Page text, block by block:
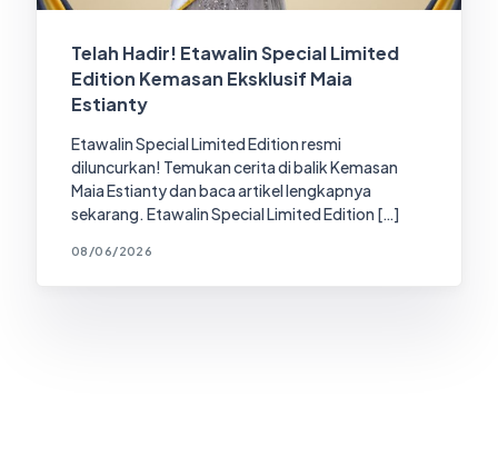
Telah Hadir! Etawalin Special Limited
Edition Kemasan Eksklusif Maia
Estianty
Etawalin Special Limited Edition resmi
diluncurkan! Temukan cerita di balik Kemasan
Maia Estianty dan baca artikel lengkapnya
sekarang. Etawalin Special Limited Edition […]
08/06/2026